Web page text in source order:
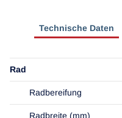
Technische Daten
Rad
Radbereifung
Radbreite (mm)